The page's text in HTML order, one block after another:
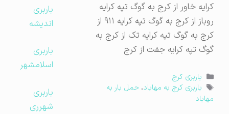
کرایه خاور از کرج به گوگ تپه کرایه
روباز از کرج به گوگ تپه کرایه ۹۱۱ از
کرج به گوگ تپه کرایه تک از کرج به
گوگ تپه کرایه جفت از کرج
دسته‌ها
باربری کرج
برچسب‌ها
باربری کرج به مهاباد،حمل بار به
مهاباد
باربری
اندیشه
باربری
اسلامشهر
باربری
شهرری